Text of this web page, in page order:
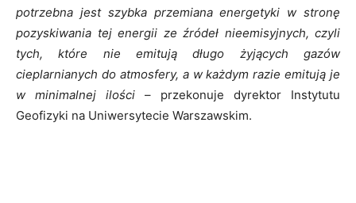
potrzebna jest szybka przemiana energetyki w stronę
pozyskiwania tej energii ze źródeł nieemisyjnych, czyli
tych, które nie emitują długo żyjących gazów
cieplarnianych do atmosfery, a w każdym razie emitują je
w minimalnej ilości – przekonuje dyrektor Instytutu
Geofizyki na Uniwersytecie Warszawskim.